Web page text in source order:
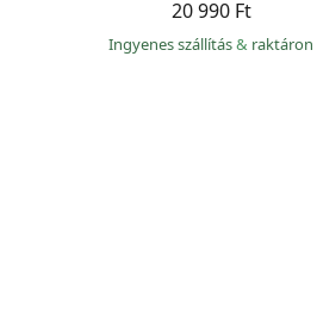
20 990 Ft
Ingyenes szállítás& raktáron